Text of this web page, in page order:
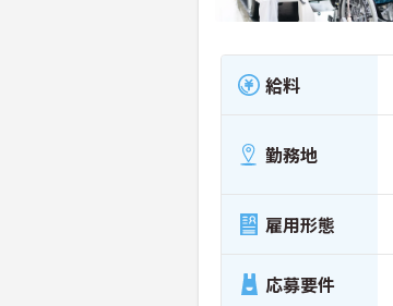
給料
勤務地
雇用形態
応募要件